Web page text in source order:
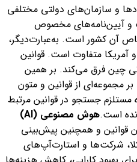
و سازمان‌های دولتی مختلفی
و آیین‌نامه‌های مخصوص
آن کشور است. به‌عبارت‌دیگر،
و آمریکا متفاوت است. قوانین
چین فرق می‌کند. بر همین
مجموعه‌ای از قوانین و متون
مستلزم جستجو در قوانین مرتبط
است.
هوش مصنوعی (AI)
قوانین و همچنین پیش‌بینی
شرکت‌ها و استارت‌آپ‌های